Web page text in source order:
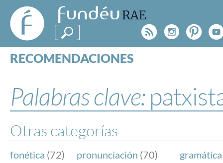
FundéuRAE
- Fundación
del Español
Urgente
Rss
RECOMENDACIONES
ESPECIALES
BLOG
NOTICIAS
SOBRE LA FUNDÉURAE
Palabras clave:
Otras categorías
fonética (72) pronunciación (70) gramática